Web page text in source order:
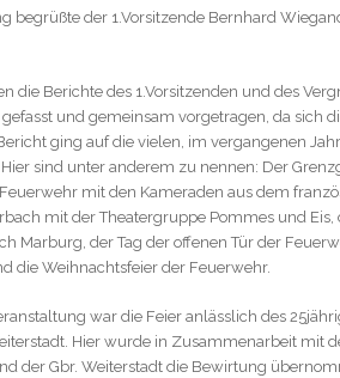
begrüßte der 1.Vorsitzende Bernhard
die Berichte des 1.Vorsitzenden und des
und gemeinsam vorgetragen, da sich
ging auf die vielen, im vergangenen
sind unter anderem zu nennen: Der
mit den Kameraden aus dem
mit der Theatergruppe Pommes und
Marburg, der Tag der offenen Tür der
die Weihnachtsfeier der Feuerwehr.
war die Feier anlässlich des
Hier wurde in Zusammenarbeit mit
der Gbr. Weiterstadt die Bewirtung